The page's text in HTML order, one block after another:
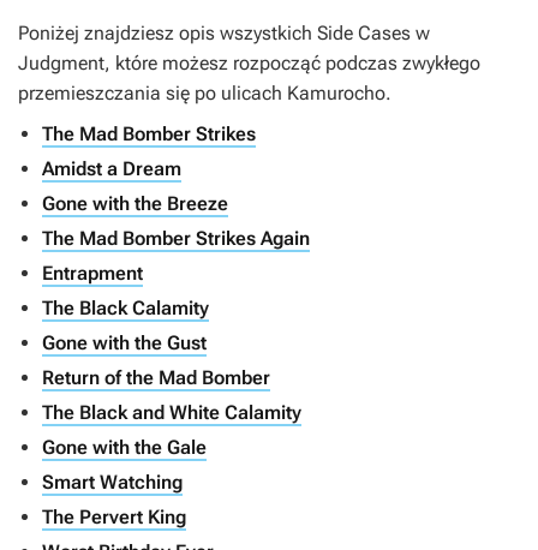
Poniżej znajdziesz opis wszystkich Side Cases w
Judgment, które możesz rozpocząć podczas zwykłego
przemieszczania się po ulicach Kamurocho.
The Mad Bomber Strikes
Amidst a Dream
Gone with the Breeze
The Mad Bomber Strikes Again
Entrapment
The Black Calamity
Gone with the Gust
Return of the Mad Bomber
The Black and White Calamity
Gone with the Gale
Smart Watching
The Pervert King